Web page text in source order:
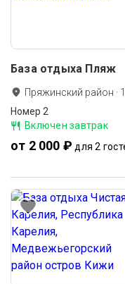
База отдыха Пляж
Пряжинский район ·
Номер 2
Включен завтрак
от 2 000 ₽ для 2